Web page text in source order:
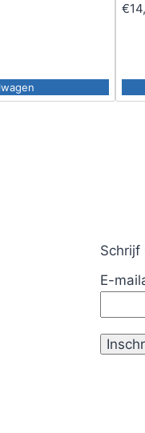
€
Schrijf
E-